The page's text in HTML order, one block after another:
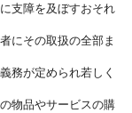
支障を及ぼすおそれ
にその取扱の全部ま
務が定められ若しく
物品やサービスの購